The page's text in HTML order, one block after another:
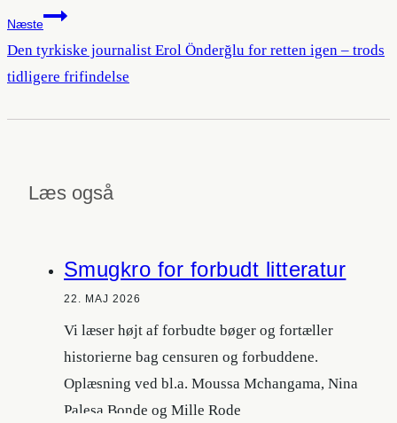
Næste
Den tyrkiske journalist Erol Önderğlu for retten igen – trods
tidligere frifindelse
Læs også
Smugkro for forbudt litteratur
22. MAJ 2026
Vi læser højt af forbudte bøger og fortæller
historierne bag censuren og forbuddene.
Oplæsning ved bl.a. Moussa Mchangama, Nina
Palesa Bonde og Mille Rode